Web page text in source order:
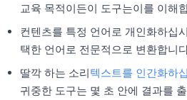
교육 목적이든이 도구는이를 이해
컨텐츠를 특정 언어로 개인화하십
택한 언어로 전문적으로 변환합니
딸깍 하는 소리텍스트를 인간화하
귀중한 도구는 몇 초 안에 결과를